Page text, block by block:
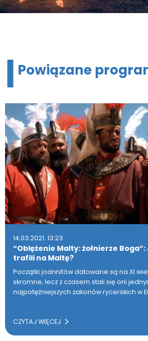
Powiązane
14.03.2021. 13:23
“Oblężenie Malty: żołnierze
trafili na Maltę?
Początki joannitów datowane są na XI
skromne, lecz z czasem stali się oni
najpotężniejszych zakonów rycerskich w
CZYTAJ WIĘCEJ